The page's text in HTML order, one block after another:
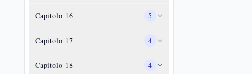
Capitolo 16 5
Capitolo 17 4
Capitolo 18 4